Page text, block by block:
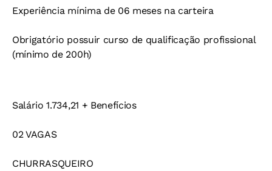
Experiência mínima de 06 meses na carteira
Obrigatório possuir curso de qualificação profissional
(mínimo de 200h)
Salário 1.734,21 + Benefícios
02 VAGAS
CHURRASQUEIRO